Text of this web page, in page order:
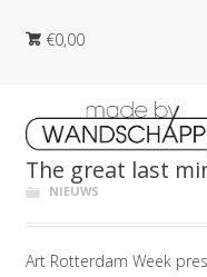
€0,00
The great last
NIEUWS
Art Rotterdam Week